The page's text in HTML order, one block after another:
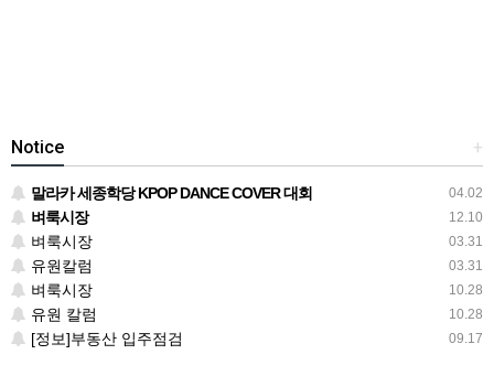
+
Notice
04.02
말라카 세종학당 KPOP DANCE COVER 대회
12.10
벼룩시장
03.31
벼룩시장
03.31
유원칼럼
10.28
벼룩시장
10.28
유원 칼럼
09.17
[정보]부동산 입주점검